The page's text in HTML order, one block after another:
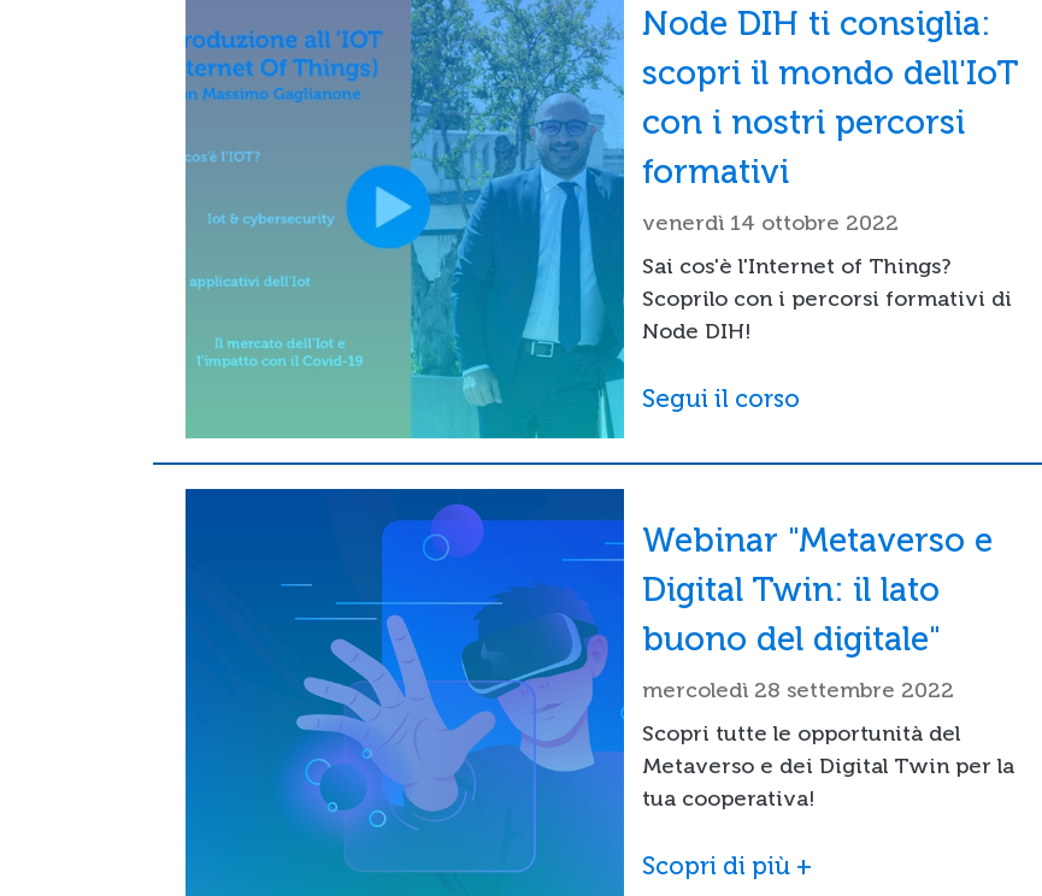
Node DIH ti consiglia:
scopri il mondo dell'IoT
con i nostri percorsi
formativi
venerdì 14 ottobre 2022
Sai cos'è l'Internet of Things?
Scoprilo con i percorsi formativi di
Node DIH!
Segui il corso
Webinar "Metaverso e
Digital Twin: il lato
buono del digitale"
mercoledì 28 settembre 2022
Scopri tutte le opportunità del
Metaverso e dei Digital Twin per la
tua cooperativa!
Scopri di più +